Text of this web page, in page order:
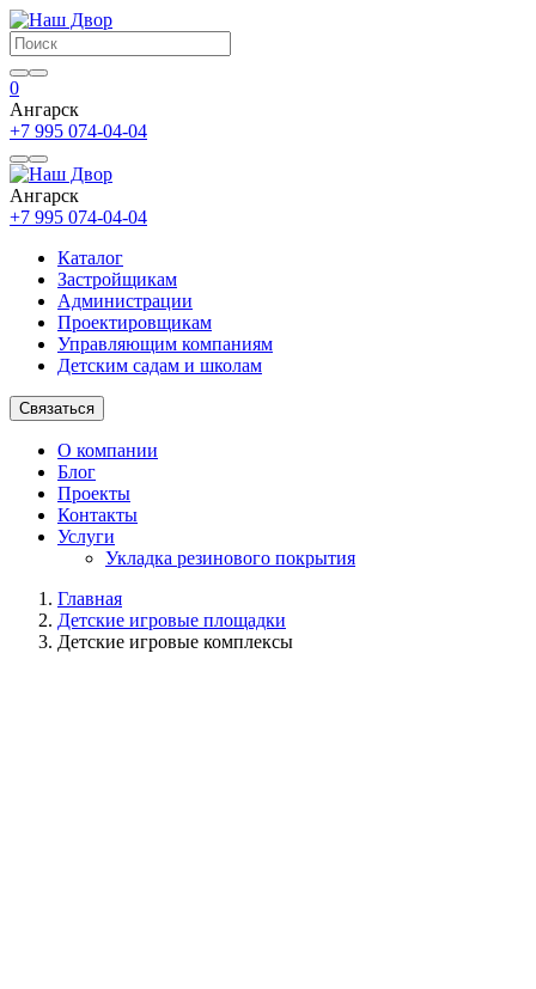
0
Ангарск
+7 995 074-04-04
Ангарск
+7 995 074-04-04
Каталог
Застройщикам
Администрации
Проектировщикам
Управляющим компаниям
Детским садам и школам
Связаться
О компании
Блог
Проекты
Контакты
Услуги
Укладка резинового покрытия
Главная
Детские игровые площадки
Детские игровые комплексы